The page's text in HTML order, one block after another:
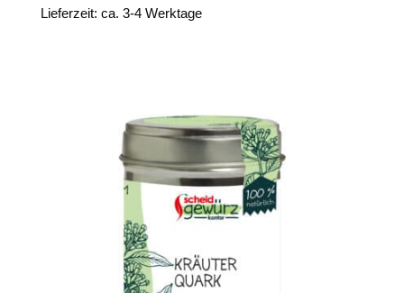
Lieferzeit: ca. 3-4 Werktage